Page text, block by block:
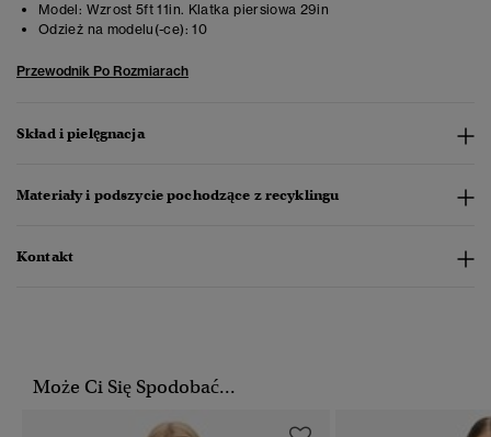
Model: Wzrost 5ft 11in. Klatka piersiowa 29in
Odzież na modelu(-ce): 10
Przewodnik Po Rozmiarach
Skład i pielęgnacja
Materiały i podszycie pochodzące z recyklingu
Kontakt
Może Ci Się Spodobać...